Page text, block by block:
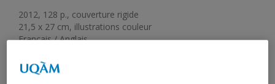
2012, 128 p., couverture rigide
21,5 x 27 cm, illustrations couleur
Français / Anglais
Graphisme : Uniform
© Patrick Bernatchez, les auteurs, Galerie de l’UQAM